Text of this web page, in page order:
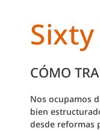
CÓMO
Nos ocupamos
bien
desde reformas